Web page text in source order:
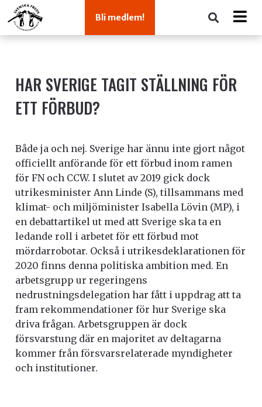
Bli medlem!
HAR SVERIGE TAGIT STÄLLNING FÖR
ETT FÖRBUD?
Både ja och nej. Sverige har ännu inte gjort något
officiellt anförande för ett förbud inom ramen
för FN och CCW. I slutet av 2019 gick dock
utrikesminister Ann Linde (S), tillsammans med
klimat- och miljöminister Isabella Lövin (MP), i
en debattartikel ut med att Sverige ska ta en
ledande roll i arbetet för ett förbud mot
mördarrobotar. Också i utrikesdeklarationen för
2020 finns denna politiska ambition med. En
arbetsgrupp ur regeringens
nedrustningsdelegation har fått i uppdrag att ta
fram rekommendationer för hur Sverige ska
driva frågan. Arbetsgruppen är dock
försvarstung där en majoritet av deltagarna
kommer från försvarsrelaterade myndigheter
och institutioner.